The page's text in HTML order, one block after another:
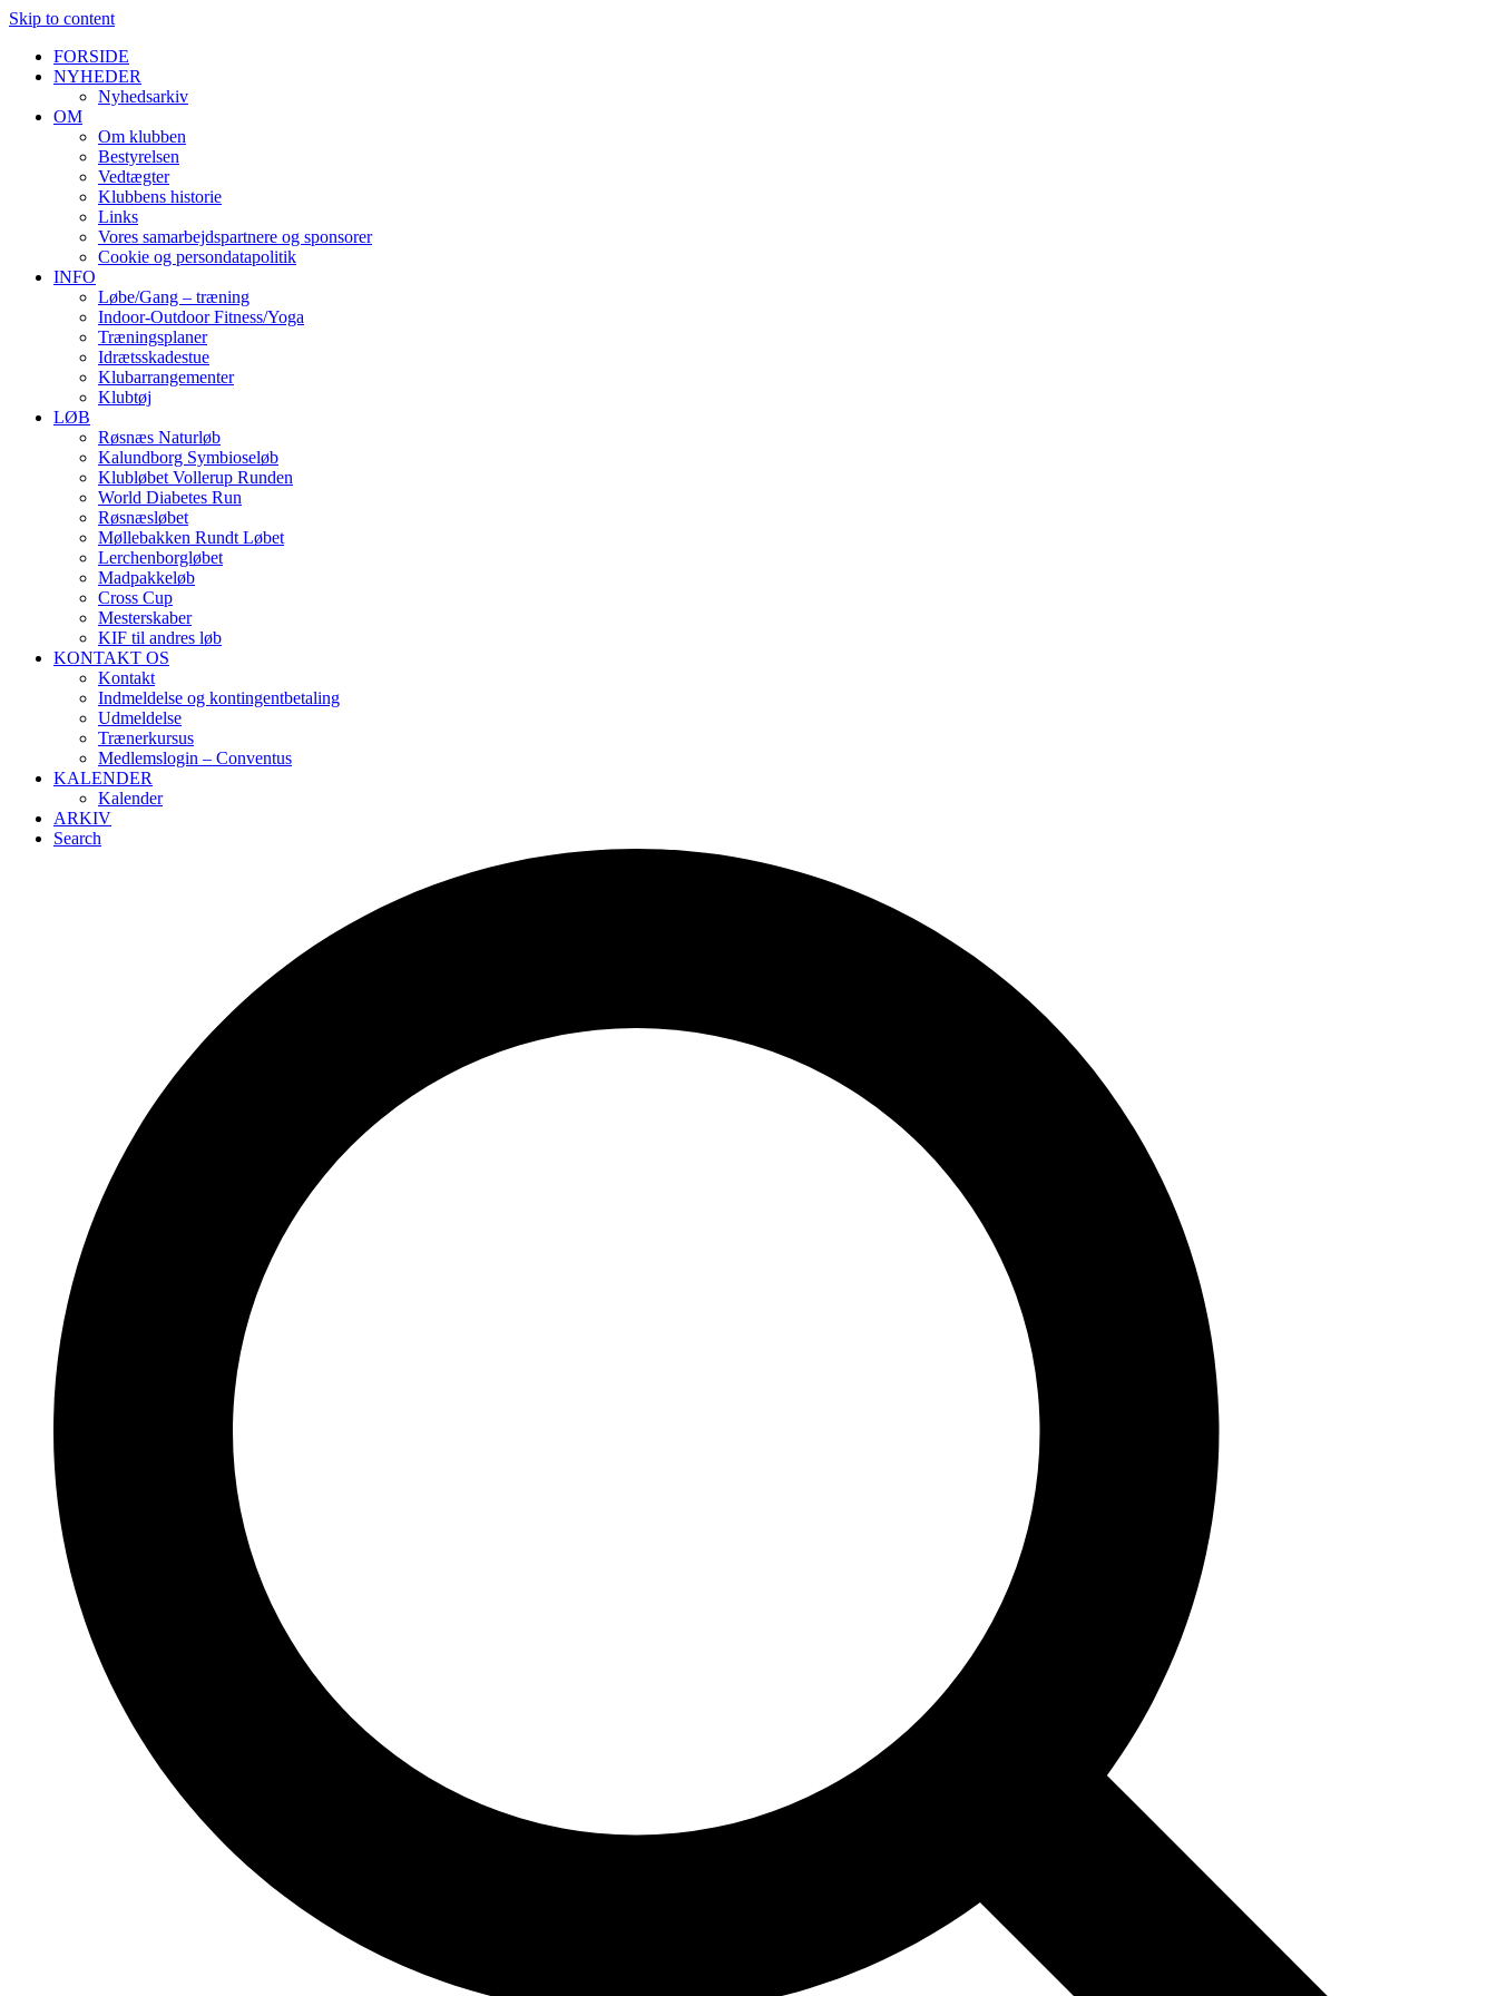
Skip to content
FORSIDE
NYHEDER
Nyhedsarkiv
OM
Om klubben
Bestyrelsen
Vedtægter
Klubbens historie
Links
Vores samarbejdspartnere og sponsorer
Cookie og persondatapolitik
INFO
Løbe/Gang – træning
Indoor-Outdoor Fitness/Yoga
Træningsplaner
Idrætsskadestue
Klubarrangementer
Klubtøj
LØB
Røsnæs Naturløb
Kalundborg Symbioseløb
Klubløbet Vollerup Runden
World Diabetes Run
Røsnæsløbet
Møllebakken Rundt Løbet
Lerchenborgløbet
Madpakkeløb
Cross Cup
Mesterskaber
KIF til andres løb
KONTAKT OS
Kontakt
Indmeldelse og kontingentbetaling
Udmeldelse
Trænerkursus
Medlemslogin – Conventus
KALENDER
Kalender
ARKIV
Search